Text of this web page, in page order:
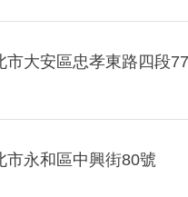
市大安區忠孝東路四段
市永和區中興街80號